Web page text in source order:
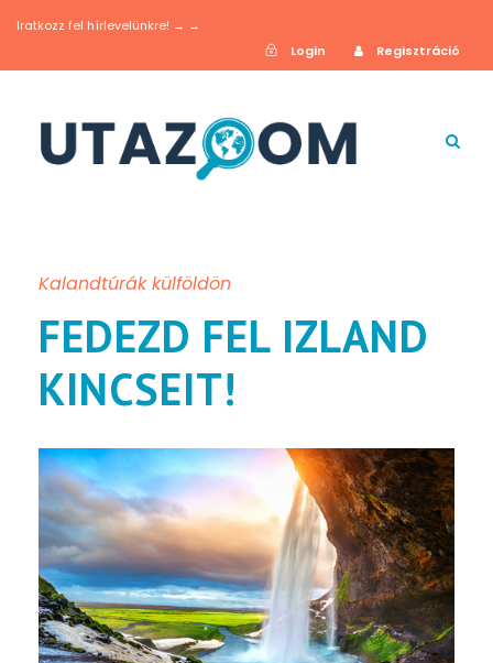
Iratkozz fel hírlevelünkre! → →
Login
Regisztráció
Kalandtúrák külföldön
FEDEZD FEL IZLAND
KINCSEIT!